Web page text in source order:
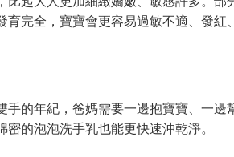
完全，寶寶會更容易過敏不適、發紅
手的年紀，爸媽需要一邊抱寶寶、一
的泡泡洗手乳也能更快速沖乾淨。